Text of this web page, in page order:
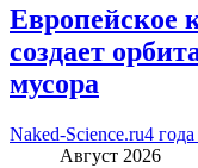
Европейское
создает
мусора
Naked-Science.ru4
Август 2026